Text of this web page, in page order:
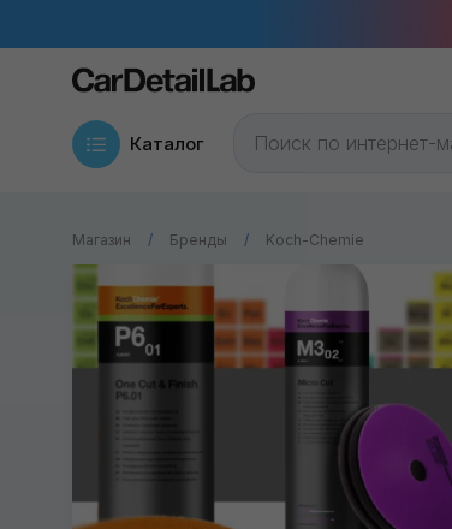
Каталог
Магазин Бренды Koch-Chemie